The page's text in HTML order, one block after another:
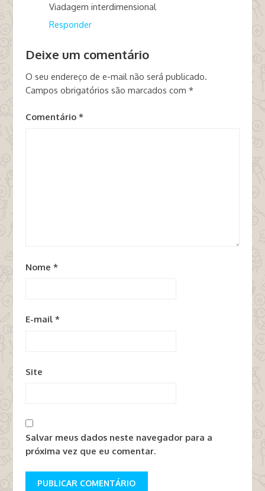
Viadagem interdimensional
Responder
Deixe um comentário
O seu endereço de e-mail não será publicado.
Campos obrigatórios são marcados com *
Comentário *
Nome *
E-mail *
Site
Salvar meus dados neste navegador para a
próxima vez que eu comentar.